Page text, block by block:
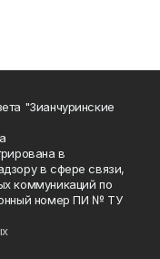
"Зианчуринские
в
в сфере связи,
коммуникаций по
номер ПИ № ТУ